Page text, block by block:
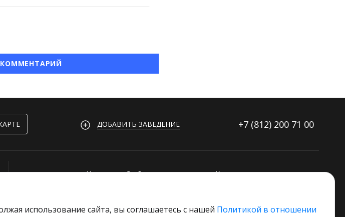
ДОБАВИТЬ ЗАВЕДЕНИЕ +7 (812) 200 71 00
Нашли ошибку?
Вакансии
Контакты
Основной стек технологий
использование сайта, вы соглашаетесь с нашей Политикой в отношении